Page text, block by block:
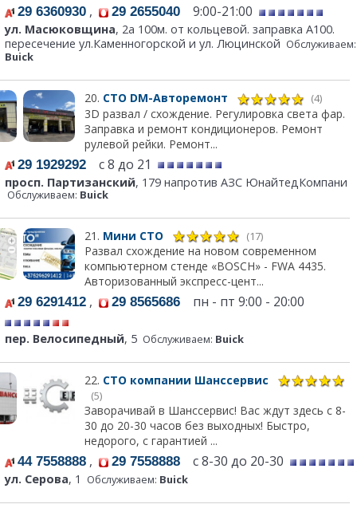
29 6360930 , 29 2655040 9:00-21:00
ул. Масюковщина, 2а 100м. от кольцевой. заправка А100.
пересечение ул.Каменногорской и ул. Люцинской Обслуживаем:
Buick
20. СТО DM-Авторемонт (4)
3D развал / схождение. Регулировка света фар.
Заправка и ремонт кондиционеров. Ремонт
рулевой рейки. Ремонт...
29 1929292 с 8 до 21
просп. Партизанский, 179 напротив АЗС ЮнайтедКомпани
Обслуживаем: Buick
21. Мини СТО (17)
Развал схождение на новом современном
компьютерном стенде «BOSCH» - FWA 4435.
Авторизованный экспресс-цент...
29 6291412 , 29 8565686 пн - пт 9:00 - 20:00
пер. Велосипедный, 5 Обслуживаем: Buick
22. СТО компании Шанссервис
(5)
Заворачивай в Шанссервис! Вас ждут здесь с 8-
30 до 20-30 часов без выходных! Быстро,
недорого, с гарантией ...
44 7558888 , 29 7558888 с 8-30 до 20-30
ул. Серова, 1 Обслуживаем: Buick